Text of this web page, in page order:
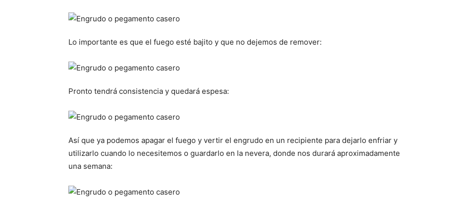
Lo importante es que el fuego esté bajito y que no dejemos de remover:
Pronto tendrá consistencia y quedará espesa:
Así que ya podemos apagar el fuego y vertir el engrudo en un recipiente para dejarlo enfriar y
utilizarlo cuando lo necesitemos o guardarlo en la nevera, donde nos durará aproximadamente
una semana: